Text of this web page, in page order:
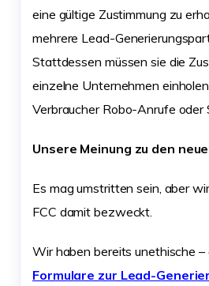
eine gültige Zustimmung zu
mehrere Lead-
Stattdessen müssen sie die
einzelne Unternehmen
Verbraucher Robo-Anrufe oder
Unsere Meinung zu den
Es mag umstritten sein, aber
FCC damit bezweckt.
Wir haben bereits unethische –
Formulare zur Lead-